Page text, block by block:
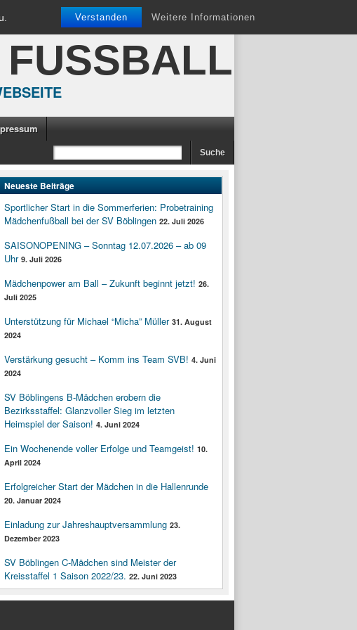
Verstanden Weitere Informationen
Neueste Beiträge
Sportlicher Start in die Sommerferien: Probetraining
Mädchenfußball bei der SV Böblingen 22. Juli 2026
SAISONOPENING – Sonntag 12.07.2026 – ab 09
Uhr 9. Juli 2026
Mädchenpower am Ball – Zukunft beginnt jetzt! 26.
Juli 2025
Unterstützung für Michael “Micha” Müller 31. August
2024
Verstärkung gesucht – Komm ins Team SVB! 4. Juni
2024
SV Böblingens B-Mädchen erobern die
Bezirksstaffel: Glanzvoller Sieg im letzten
Heimspiel der Saison! 4. Juni 2024
Ein Wochenende voller Erfolge und Teamgeist! 10.
April 2024
Erfolgreicher Start der Mädchen in die Hallenrunde
20. Januar 2024
Einladung zur Jahreshauptversammlung 23.
Dezember 2023
SV Böblingen C-Mädchen sind Meister der
Kreisstaffel 1 Saison 2022/23. 22. Juni 2023